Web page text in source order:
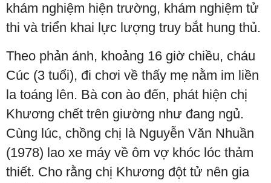
khám nghiệm hiện trường, khám nghiệm tử
thi và triển khai lực lượng truy bắt hung thủ.
Theo phản ánh, khoảng 16 giờ chiều, cháu
Cúc (3 tuổi), đi chơi về thấy mẹ nằm im liền
la toáng lên. Bà con ào đến, phát hiện chị
Khương chết trên giường như đang ngủ.
Cùng lúc, chồng chị là Nguyễn Văn Nhuần
(1978) lao xe máy về ôm vợ khóc lóc thảm
thiết. Cho rằng chị Khương đột tử nên gia